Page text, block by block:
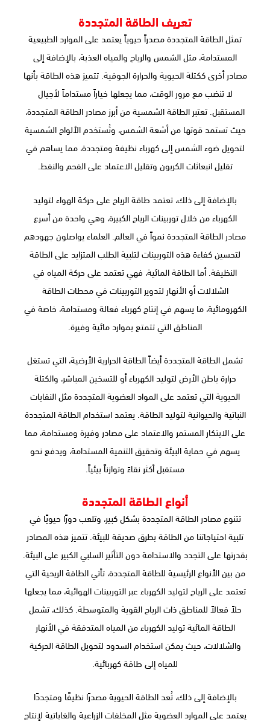
تعريف الطاقة المتجددة
تمثل الطاقة المتجددة مصدراً حيوياً يعتمد على الموارد الطبيعية
المستدامة، مثل الشمس والرياح والمياه العذبة، بالإضافة إلى
مصادر أخرى ككتلة الحيوية والحرارة الجوفية. تتميز هذه الطاقة بأنها
لا تنضب مع مرور الوقت، مما يجعلها خياراً مستداماً لأجيال
المستقبل. تعتبر الطاقة الشمسية من أبرز مصادر الطاقة المتجددة،
حيث تستمد قوتها من أشعة الشمس، وتُستخدم الألواح الشمسية
لتحويل ضوء الشمس إلى كهرباء نظيفة ومتجددة، مما يساهم في
تقليل انبعاثات الكربون وتقليل الاعتماد على الفحم والنفط.
بالإضافة إلى ذلك، تعتمد طاقة الرياح على حركة الهواء لتوليد
الكهرباء من خلال توربينات الرياح الكبيرة، وهي واحدة من أسرع
مصادر الطاقة المتجددة نمواً في العالم. العلماء يواصلون جهودهم
لتحسين كفاءة هذه التوربينات لتلبية الطلب المتزايد على الطاقة
النظيفة. أما الطاقة المائية، فهي تعتمد على حركة المياه في
الشلالات أو الأنهار لتدوير التوربينات في محطات الطاقة
الكهرومائية، ما يسهم في إنتاج كهرباء فعالة ومستدامة، خاصة في
المناطق التي تتمتع بموارد مائية وفيرة.
تشمل الطاقة المتجددة أيضاً الطاقة الحرارية الأرضية، التي تستغل
حرارة باطن الأرض لتوليد الكهرباء أو للتسخين المباشر، والكتلة
الحيوية التي تعتمد على المواد العضوية المتجددة مثل النفايات
النباتية والحيوانية لتوليد الطاقة. يعتمد استخدام الطاقة المتجددة
على الابتكار المستمر والاعتماد على مصادر وفيرة ومستدامة، مما
يسهم في حماية البيئة وتحقيق التنمية المستدامة، ويدفع نحو
مستقبل أكثر نقاءً وتوازناً بيئياً.
أنواع الطاقة المتجددة
تتنوع مصادر الطاقة المتجددة بشكل كبير، وتلعب دورًا حيويًا في
تلبية احتياجاتنا من الطاقة بطرق صديقة للبيئة. تتميز هذه المصادر
بقدرتها على التجدد والاستدامة دون التأثير السلبي الكبير على البيئة.
من بين الأنواع الرئيسية للطاقة المتجددة، تأتي الطاقة الريحية التي
تعتمد على الرياح لتوليد الكهرباء عبر التوربينات الهوائية، مما يجعلها
حلاً فعالاً للمناطق ذات الرياح القوية والمتوسطة. كذلك، تشمل
الطاقة المائية توليد الكهرباء من المياه المتدفقة في الأنهار
والشلالات، حيث يمكن استخدام السدود لتحويل الطاقة الحركية
للمياه إلى طاقة كهربائية.
بالإضافة إلى ذلك، تُعد الطاقة الحيوية مصدرًا نظيفًا ومتجددًا
يعتمد على الموارد العضوية مثل المخلفات الزراعية والغاباتية لإنتاج